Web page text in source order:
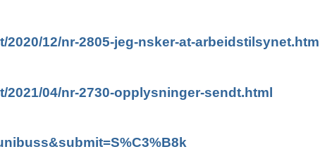
12/nr-2805-jeg-nsker-at-arbeidstilsynet.html
04/nr-2730-opplysninger-sendt.html